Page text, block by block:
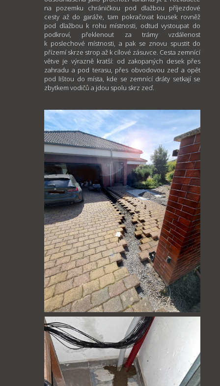
na pozemku chráničkou pod dlažbou příjezdové
cesty až do garáže, tam pokračovat kousek rovněž
pod dlažbou k rohu místnosti, odtud vystoupat do
podkroví, překlenout za trámy vzdálenost
k poslechové místnosti, a pak se znovu spustit do
přízemí skrze strop až k cílové zásuvce. Cesta zemnící
větve je výrazně kratší: od zakopaných desek přes
zahradu a pod terasu, přes obvodovou zeď a opět
pod lištou do místa, kde se zemnící dráty setkají se
zbytkem vodičů a jdou spolu skrz zeď.